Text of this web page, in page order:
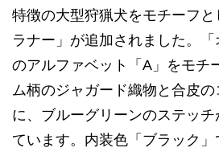
特徴の大型狩猟犬をモチーフ
ラナー」が追加されました。「
のアルファベット「A」をモチ
ム柄のジャガード織物と合皮
に、ブルーグリーンのステッ
ています。内装色「ブラック